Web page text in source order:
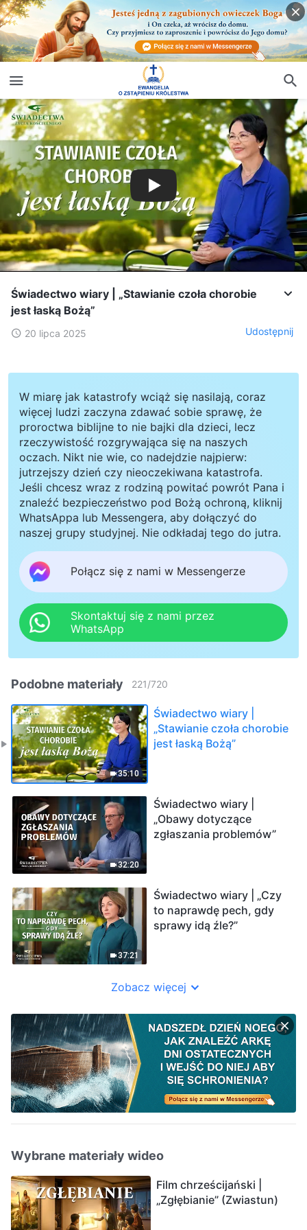
Świadectwo wiary | „Stawianie czoła chorobie
jest łaską Bożą”
20 lipca 2025 Udostępnij
W miarę jak katastrofy wciąż się nasilają, coraz
więcej ludzi zaczyna zdawać sobie sprawę, że
proroctwa biblijne to nie bajki dla dzieci, lecz
rzeczywistość rozgrywająca się na naszych
oczach. Nikt nie wie, co nadejdzie najpierw:
jutrzejszy dzień czy nieoczekiwana katastrofa.
Jeśli chcesz wraz z rodziną powitać powrót Pana i
znaleźć bezpieczeństwo pod Bożą ochroną, kliknij
WhatsAppa lub Messengera, aby dołączyć do
naszej grupy studyjnej. Nie odkładaj tego do jutra.
Połącz się z nami w Messengerze
Skontaktuj się z nami przez
WhatsApp
Podobne materiały 221/720
35:10
Świadectwo wiary |
„Stawianie czoła chorobie
jest łaską Bożą”
32:20
Świadectwo wiary |
„Obawy dotyczące
zgłaszania problemów”
37:21
Świadectwo wiary | „Czy
to naprawdę pech, gdy
sprawy idą źle?”
Zobacz więcej
Wybrane materiały wideo
Film chrześcijański |
„Zgłębianie” (Zwiastun)